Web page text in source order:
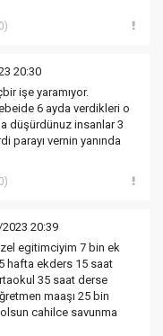
20:30
işe yaramıyor.
6 ayda verdikleri o
düşürdünuz insanlar 3
parayı vernin yanında
20:39
egitimciyim 7 bin ek
hafta ekders 15 saat
35 saat derse
maaşı 25 bin
cahilce savunma